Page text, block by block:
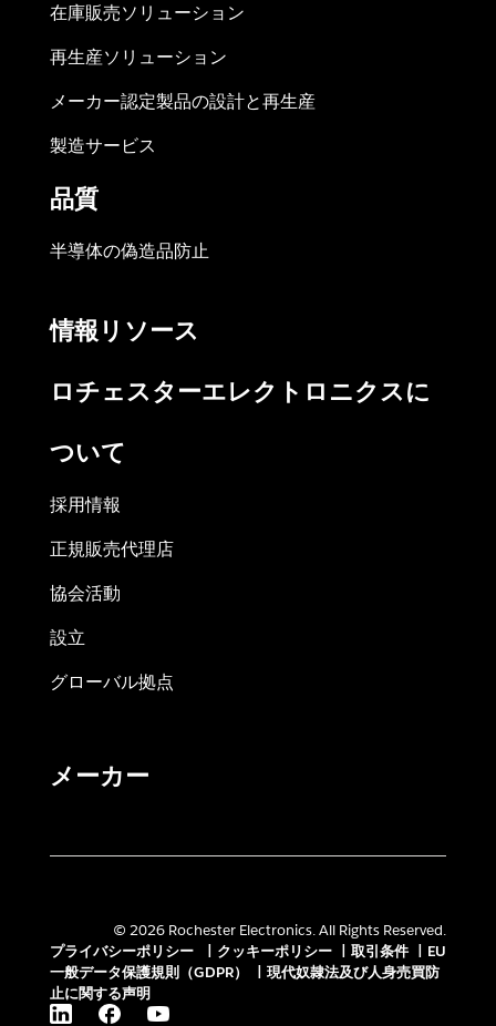
在庫販売ソリューション
再生産ソリューション
メーカー認定製品の設計と再生産
製造サービス
品質
半導体の偽造品防止
情報リソース
ロチェスターエレクトロニクスに
ついて
採用情報
正規販売代理店
協会活動
設立
グローバル拠点
メーカー
© 2026 Rochester Electronics. All Rights Reserved.
プライバシーポリシー
クッキーポリシー 取引条件
EU
一般データ保護規則（GDPR）
現代奴隷法及び人身売買防
止に関する声明